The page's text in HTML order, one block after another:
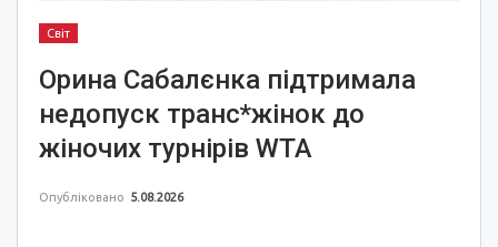
Світ
Орина Сабалєнка підтримала
недопуск транс*жінок до
жіночих турнірів WTA
Опубліковано 5.08.2026